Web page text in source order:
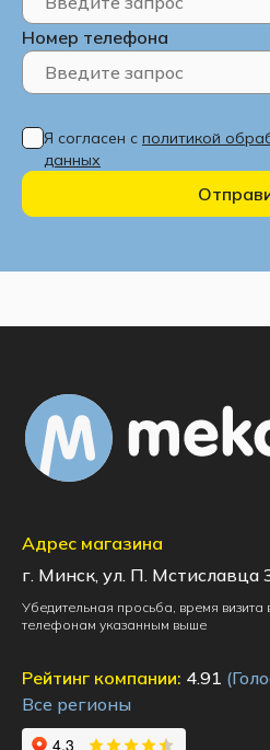
Номер телефона
Я согласен с политикой
данных
Адрес магазина
г. Минск, ул. П. Мстиславца
Убедительная просьба, время
телефонам указанным выше
Рейтинг компании: 4.91
Все регионы